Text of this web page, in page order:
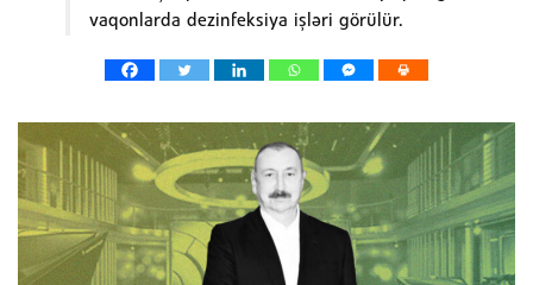
vaqonlarda dezinfeksiya işləri görülür.